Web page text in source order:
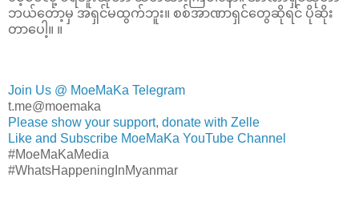
ဘယ်တော့မှ အရှင်မထွက်ဘူး။ စစ်အာဏာရှင်တွေဆိုရင် ပိုဆိုး
တာပေါ့။ ။
Join Us @ MoeMaKa Telegram
t.me@moemaka
Please show your support, donate with Zelle
Like and Subscribe MoeMaKa YouTube Channel
#MoeMaKaMedia
#WhatsHappeningInMyanmar